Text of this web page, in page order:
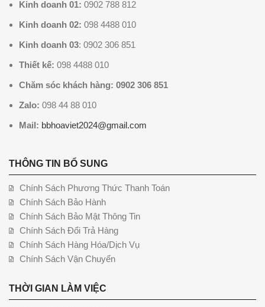
Kinh doanh 01: 0902 788 812
Kinh doanh 02: 098 4488 010
Kinh doanh 03: 0902 306 851
Thiết kế: 098 4488 010
Chăm sóc khách hàng: 0902 306 851
Zalo: 098 44 88 010
Mail: bbhoaviet2024@gmail.com
THÔNG TIN BỔ SUNG
Chính Sách Phương Thức Thanh Toán
Chính Sách Bảo Hành
Chính Sách Bảo Mật Thông Tin
Chính Sách Đổi Trả Hàng
Chính Sách Hàng Hóa/Dịch Vụ
Chính Sách Vận Chuyển
THỜI GIAN LÀM VIỆC